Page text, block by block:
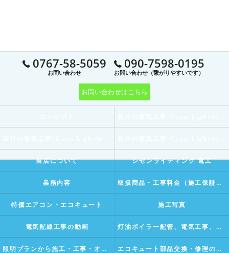
0767-58-5059
お問い合わせ
090-7598-0195
お問い合わせ（繋がりやすいです）
お問い合わせはこちら
当店について シゼンライティング 電工
業務内容 取扱商品・工事料金（施工保証付き）
特価エアコン・エコキュート 施工写真
電気配線工事の動画 灯油ボイラー配管、電気工事、水漏れ修理などの動画
照明プランから施工・工事・オリジナルライティングデザインの動画Vlog エコキュート部品交換・修理の動画